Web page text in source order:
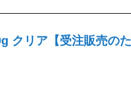
クリア【受注販売の